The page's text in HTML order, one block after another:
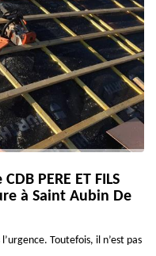
PERE ET FILS
à Saint Aubin De
Toutefois, il n’est pas